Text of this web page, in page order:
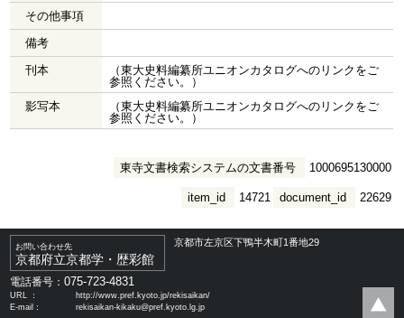
その他事項
備考
刊本
（東大史料編纂所ユニオンカタログへのリンクをご
参照ください。）
影写本
（東大史料編纂所ユニオンカタログへのリンクをご
参照ください。）
東寺文書検索システムの文書番号 1000695130000
document_id 22629
item_id 14721
お問い合わせ先
京都府立京都学・歴彩館
京都市左京区下鴨半木町1番地29
電話番号：075-723-4831
URL ：
http://www.pref.kyoto.jp/rekisaikan/
E-mail：
rekisaikan-kikaku@pref.kyoto.lg.jp